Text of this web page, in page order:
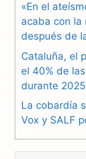
o
o
k
«En el
acaba con la
después de
Cataluña, el
el 40% de
durante 2025
La cobardía
Vox y SALF